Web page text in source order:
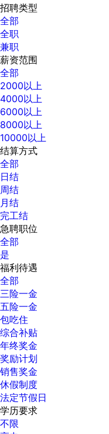
招聘类型
全部
全职
兼职
薪资范围
全部
2000以上
4000以上
6000以上
8000以上
10000以上
结算方式
全部
日结
周结
月结
完工结
急聘职位
全部
是
福利待遇
全部
三险一金
五险一金
包吃住
综合补贴
年终奖金
奖励计划
销售奖金
休假制度
法定节假日
学历要求
不限